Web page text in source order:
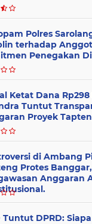
Polres
terhadap
Penegakan
Ketat Dana
Tuntut
Proyek
di Ambang
Protes
Anggaran
Tuntut DPRD: